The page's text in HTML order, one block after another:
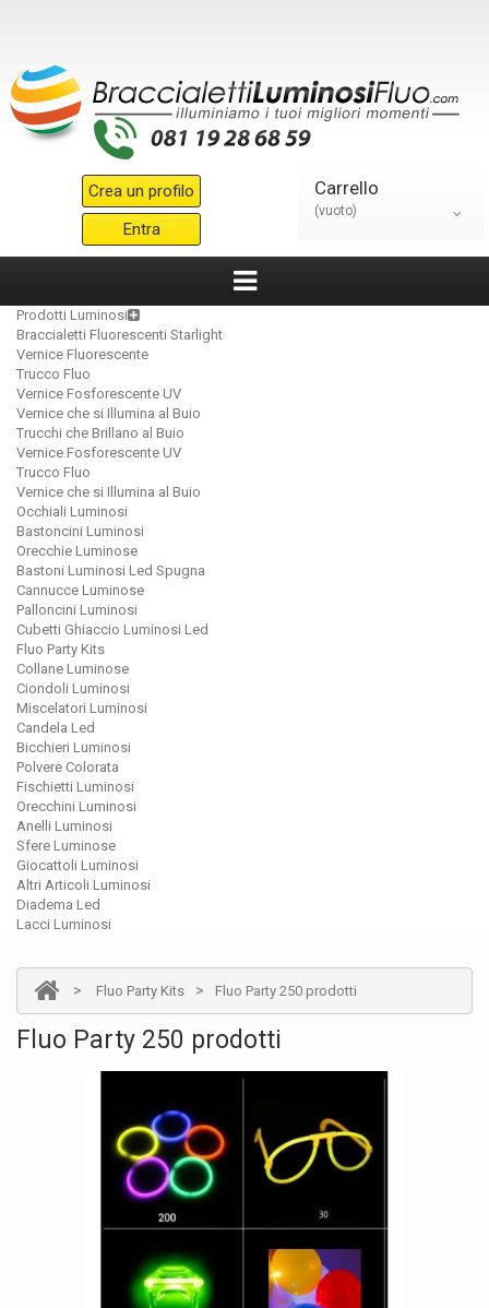
Crea un profilo
Entra
Carrello
(vuoto)
Prodotti Luminosi
Braccialetti Fluorescenti Starlight
Vernice Fluorescente
Trucco Fluo
Vernice Fosforescente UV
Vernice che si Illumina al Buio
Trucchi che Brillano al Buio
Vernice Fosforescente UV
Trucco Fluo
Vernice che si Illumina al Buio
Occhiali Luminosi
Bastoncini Luminosi
Orecchie Luminose
Bastoni Luminosi Led Spugna
Cannucce Luminose
Palloncini Luminosi
Cubetti Ghiaccio Luminosi Led
Fluo Party Kits
Collane Luminose
Ciondoli Luminosi
Miscelatori Luminosi
Candela Led
Bicchieri Luminosi
Polvere Colorata
Fischietti Luminosi
Orecchini Luminosi
Anelli Luminosi
Sfere Luminose
Giocattoli Luminosi
Altri Articoli Luminosi
Diadema Led
Lacci Luminosi
> Fluo Party Kits > Fluo Party 250 prodotti
Fluo Party 250 prodotti